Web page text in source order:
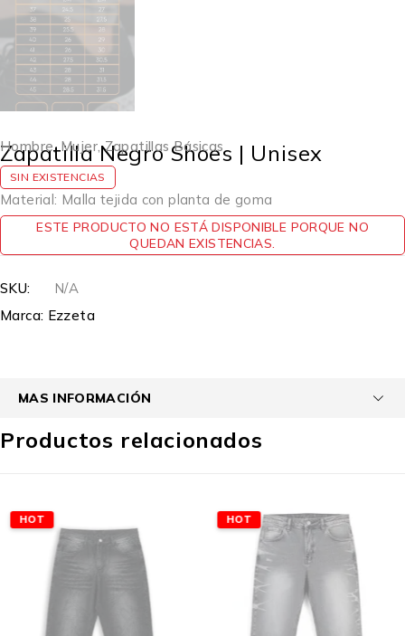
Hombre,Mujer,Zapatillas Básicas
Zapatilla Negro Shoes | Unisex
SIN EXISTENCIAS
Material: Malla tejida con planta de goma
ESTE PRODUCTO NO ESTÁ DISPONIBLE PORQUE NO
QUEDAN EXISTENCIAS.
SKU:
N/A
Marca: Ezzeta
MAS INFORMACIÓN
Productos relacionados
HOT HOT